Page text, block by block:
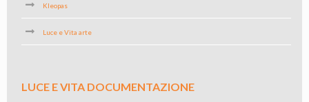
Kleopas
Luce e Vita arte
LUCE E VITA DOCUMENTAZIONE